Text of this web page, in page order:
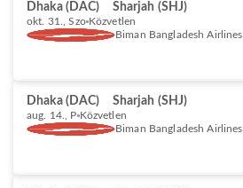
Dhaka (DAC) Sharjah (SHJ)
okt. 31., Szo Közvetlen
Biman Bangladesh Airlines
Dhaka (DAC) Sharjah (SHJ)
aug. 14., P Közvetlen
Biman Bangladesh Airlines